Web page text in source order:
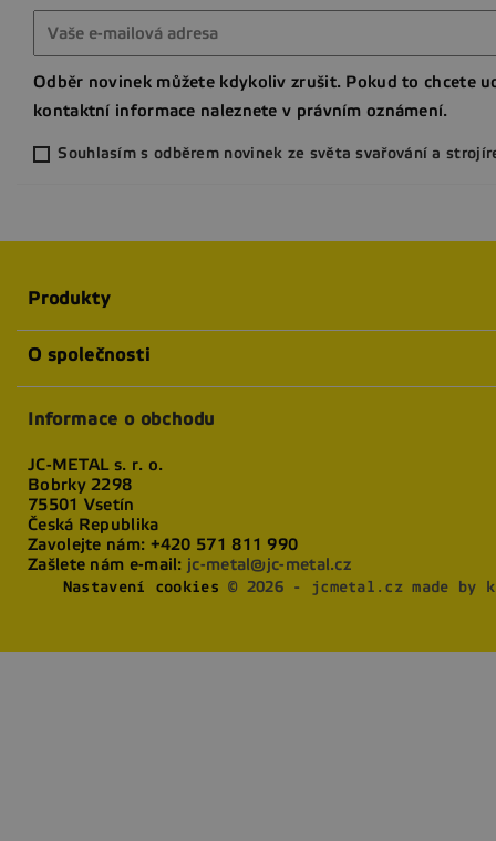
Odběr novinek můžete kdykoliv zrušit. Pokud to chcete
kontaktní informace naleznete v právním oznámení.
Souhlasím s odběrem novinek ze světa svařování a
Produkty
O společnosti
Informace o obchodu
JC-METAL s. r. o.
Bobrky 2298
75501 Vsetín
Česká Republika
Zavolejte nám: +420 571 811 990
Zašlete nám e-mail: jc-metal@jc-metal.cz
Nastavení cookies © 2026 - jcmetal.cz made by